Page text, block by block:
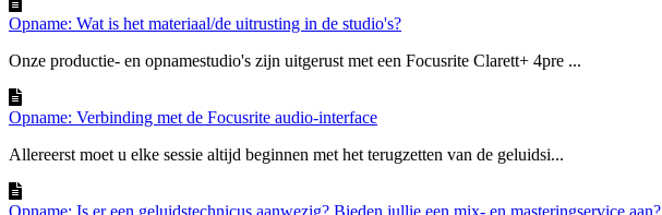
Opname: Wat is het materiaal/de uitrusting in de studio's?
Onze productie- en opnamestudio's zijn uitgerust met een Focusrite Clarett+ 4pre ...
Opname: Verbinding met de Focusrite audio-interface
Allereerst moet u elke sessie altijd beginnen met het terugzetten van de geluidsi...
Opname: Is er een geluidstechnicus aanwezig? Bieden jullie een mix- en masteringservice aan?